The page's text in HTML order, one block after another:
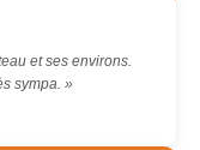
et ses environs.
sympa. »